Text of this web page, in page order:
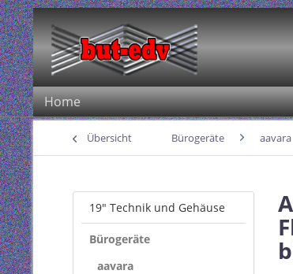
Home
Übersicht Bürogeräte aavara
19" Technik und Gehäuse
Bürogeräte
aavara